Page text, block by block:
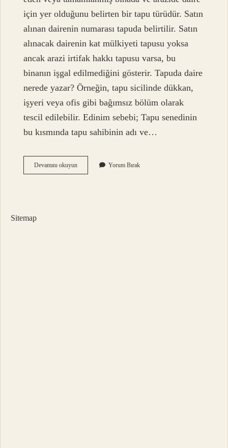
için yer olduğunu belirten bir tapu türüdür. Satın
alınan dairenin numarası tapuda belirtilir. Satın
alınacak dairenin kat mülkiyeti tapusu yoksa
ancak arazi irtifak hakkı tapusu varsa, bu
binanın işgal edilmediğini gösterir. Tapuda daire
nerede yazar? Örneğin, tapu sicilinde dükkan,
işyeri veya ofis gibi bağımsız bölüm olarak
tescil edilebilir. Edinim sebebi; Tapu senedinin
bu kısmında tapu sahibinin adı ve…
Devamını okuyunTapuda
Daire
Yorum Bırak
Sitemap